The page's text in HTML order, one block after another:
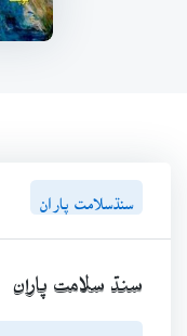
سنڌسلامت پاران
سنڌ سلامت پاران